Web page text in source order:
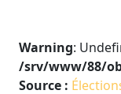
Warning:
/srv/www/88/
Source :